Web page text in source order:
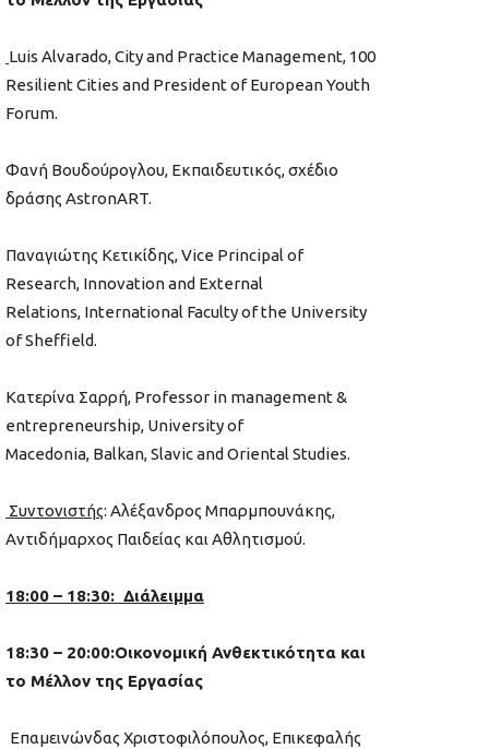
Luis Alvarado, City and Practice Management, 100
Resilient Cities and President of European Youth
Forum.
Φανή Βουδούρογλου, Εκπαιδευτικός, σχέδιο
δράσης AstronART.
Παναγιώτης Κετικίδης, Vice Principal of
Research, Innovation and External
Relations, International Faculty of the University
of Sheffield.
Κατερίνα Σαρρή, Professor in management &
entrepreneurship, University of
Macedonia, Balkan, Slavic and Oriental Studies.
Συντονιστής: Αλέξανδρος Μπαρμπουνάκης,
Αντιδήμαρχος Παιδείας και Αθλητισμού.
18:00 – 18:30: Διάλειμμα
18:30 – 20:00:Οικονομική Ανθεκτικότητα και
το Μέλλον της Εργασίας
Επαμεινώνδας Χριστοφιλόπουλος, Επικεφαλής